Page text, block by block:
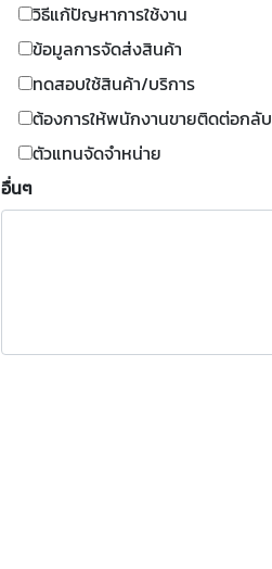
วิธีแก้ปัญหาการใช้งาน
ข้อมูลการจัดส่งสินค้า
ทดสอบใช้สินค้า/บริการ
ต้องการให้พนักงานขายติดต่อกลับ
ตัวแทนจัดจำหน่าย
อื่นๆ